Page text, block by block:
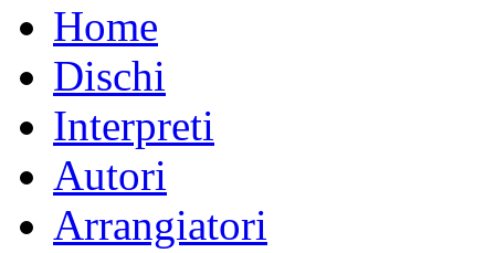
Home
Dischi
Interpreti
Autori
Arrangiatori